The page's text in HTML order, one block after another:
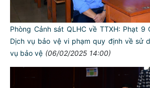
Phòng Cảnh sát QLHC về TTXH: Phạt 9
Dịch vụ bảo vệ vi phạm quy định về sử
vụ bảo vệ (06/02/2025 14:00)